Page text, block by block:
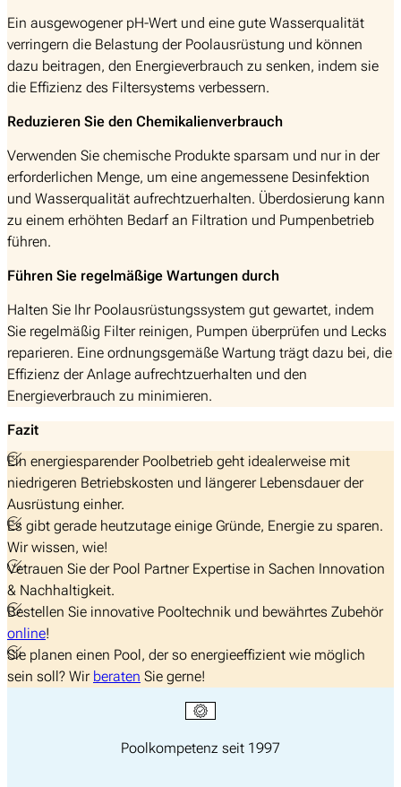
Ein ausgewogener pH-Wert und eine gute Wasserqualität
verringern die Belastung der Poolausrüstung und können
dazu beitragen, den Energieverbrauch zu senken, indem sie
die Effizienz des Filtersystems verbessern.
Reduzieren Sie den Chemikalienverbrauch
Verwenden Sie chemische Produkte sparsam und nur in der
erforderlichen Menge, um eine angemessene Desinfektion
und Wasserqualität aufrechtzuerhalten. Überdosierung kann
zu einem erhöhten Bedarf an Filtration und Pumpenbetrieb
führen.
Führen Sie regelmäßige Wartungen durch
Halten Sie Ihr Poolausrüstungssystem gut gewartet, indem
Sie regelmäßig Filter reinigen, Pumpen überprüfen und Lecks
reparieren. Eine ordnungsgemäße Wartung trägt dazu bei, die
Effizienz der Anlage aufrechtzuerhalten und den
Energieverbrauch zu minimieren.
Fazit
Ein energiesparender Poolbetrieb geht idealerweise mit
niedrigeren Betriebskosten und längerer Lebensdauer der
Ausrüstung einher.
Es gibt gerade heutzutage einige Gründe, Energie zu sparen.
Wir wissen, wie!
Vetrauen Sie der Pool Partner Expertise in Sachen Innovation
& Nachhaltigkeit.
Bestellen Sie innovative Pooltechnik und bewährtes Zubehör
online!
Sie planen einen Pool, der so energieeffizient wie möglich
sein soll? Wir beraten Sie gerne!
Poolkompetenz seit 1997
nach: